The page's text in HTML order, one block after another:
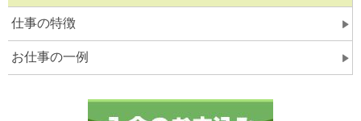
仕事の特徴
お仕事の一例